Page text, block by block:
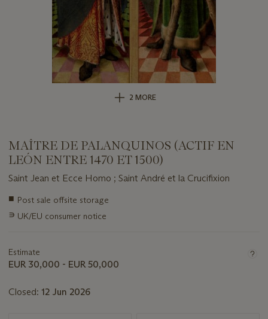
2 MORE
MAÎTRE DE PALANQUINOS (ACTIF EN
LEÓN ENTRE 1470 ET 1500)
Saint Jean et Ecce Homo ; Saint André et la Crucifixion
Important
about
■ Post sale offsite storage
∍ UK/EU consumer notice
Estimate
EUR 30,000 - EUR 50,000
Closed: 12 Jun 2026